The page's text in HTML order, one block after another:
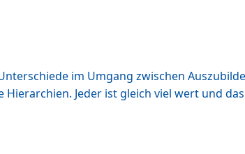
im Umgang zwischen
Jeder ist gleich viel wert und